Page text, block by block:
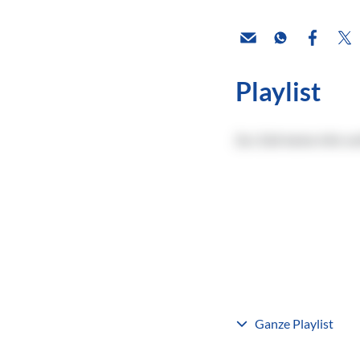
Playlist
Ganze Playlist